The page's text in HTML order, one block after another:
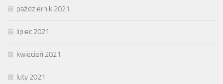
październik 2021
lipiec 2021
kwiecień 2021
luty 2021